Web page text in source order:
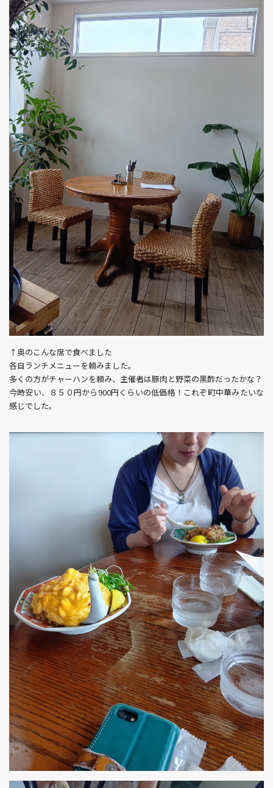
↑奥のこんな席で食べました
各自ランチメニューを頼みました。
多くの方がチャーハンを頼み、主催者は豚肉と野菜の黒酢だったかな？
今時安い、８５０円から900円くらいの低価格！これぞ町中華みたいな
感じでした。